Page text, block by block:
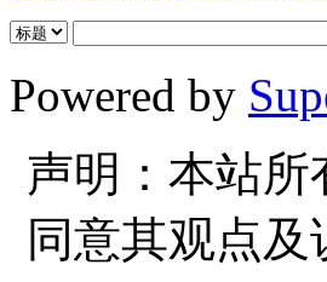
Powered by
声明：本站
同意其观点